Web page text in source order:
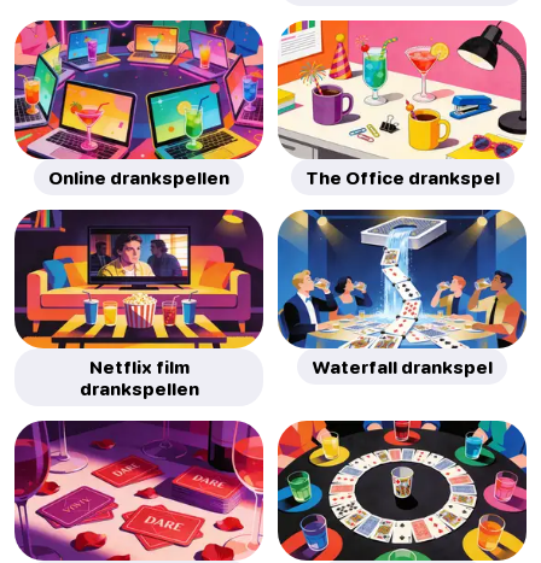
Online drankspellen The Office drankspel
Netflix film
drankspellen
Waterfall drankspel